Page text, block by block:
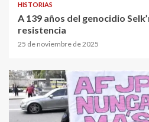
HISTORIAS
A 139 años del genocidio
resistencia
25 de noviembre de 2025